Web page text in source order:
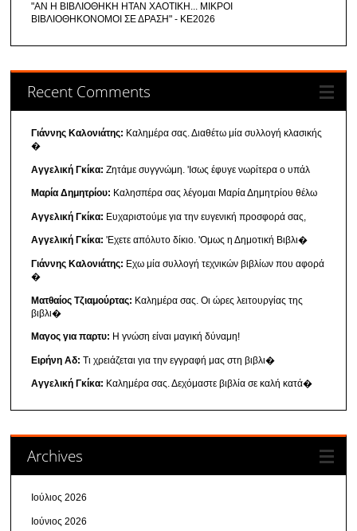
"ΑΝ Η ΒΙΒΛΙΟΘΗΚΗ ΗΤΑΝ ΧΑΟΤΙΚΗ... ΜΙΚΡΟΙ
ΒΙΒΛΙΟΘΗΚΟΝΟΜΟΙ ΣΕ ΔΡΑΣΗ" - ΚΕ2026
Recent Comments
Γιάννης Καλονιάτης: Καλημέρα σας. Διαθέτω μία συλλογή κλασικής
�
Αγγελική Γκίκα: Ζητάμε συγγνώμη. 'Ισως έφυγε νωρίτερα ο υπάλ
Μαρία Δημητρίου: Καλησπέρα σας λέγομαι Μαρία Δημητρίου θέλω
Αγγελική Γκίκα: Ευχαριστούμε για την ευγενική προσφορά σας,
Αγγελική Γκίκα: 'Εχετε απόλυτο δίκιο. 'Ομως η Δημοτική Βιβλι�
Γιάννης Καλονιάτης: Εχω μία συλλογή τεχνικών βιβλίων που αφορά
�
Ματθαίος Τζιαμούρτας: Καλημέρα σας. Οι ώρες λειτουργίας της
βιβλι�
Μαγος για παρτυ: Η γνώση είναι μαγική δύναμη!
Ειρήνη Αδ: Τι χρειάζεται για την εγγραφή μας στη βιβλι�
Αγγελική Γκίκα: Καλημέρα σας. Δεχόμαστε βιβλία σε καλή κατά�
Archives
Ιούλιος 2026
Ιούνιος 2026